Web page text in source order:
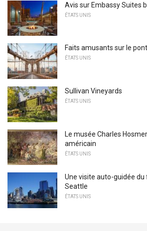
Avis sur Embassy Suites
ÉTATS UNIS
Faits amusants sur le
ÉTATS UNIS
Sullivan Vineyards
ÉTATS UNIS
Le musée Charles
américain
ÉTATS UNIS
Une visite auto-guidée
Seattle
ÉTATS UNIS